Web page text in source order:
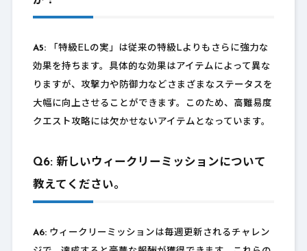
A5:「特級ELの実」は従来の特級Lよりもさらに強力な
効果を持ちます。具体的な効果はアイテムによって異な
りますが、攻撃力や防御力などさまざまなステータスを
大幅に向上させることができます。このため、高難易度
クエスト攻略には欠かせないアイテムとなっています。
Q6: 新しいウィークリーミッションについて
教えてください。
A6:ウィークリーミッションは毎週更新されるチャレン